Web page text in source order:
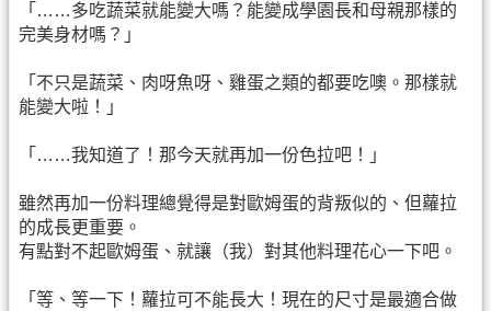
「……多吃蔬菜就能變大嗎？能變成學園長和母親那樣的
完美身材嗎？」
「不只是蔬菜、肉呀魚呀、雞蛋之類的都要吃噢。那樣就
能變大啦！」
「……我知道了！那今天就再加一份色拉吧！」
雖然再加一份料理總覺得是對歐姆蛋的背叛似的、但蘿拉
的成長更重要。
有點對不起歐姆蛋、就讓（我）對其他料理花心一下吧。
「等、等一下！蘿拉可不能長大！現在的尺寸是最適合做